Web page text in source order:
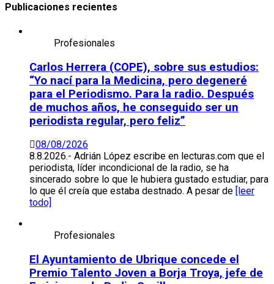
Publicaciones recientes
Profesionales
Carlos Herrera (COPE), sobre sus estudios:
“Yo nací para la Medicina, pero degeneré
para el Periodismo. Para la radio. Después
de muchos años, he conseguido ser un
periodista regular, pero feliz”
08/08/2026
8.8.2026.- Adrián López escribe en lecturas.com que el
periodista, líder incondicional de la radio, se ha
sincerado sobre lo que le hubiera gustado estudiar, para
lo que él creía que estaba destnado. A pesar de
[leer
todo]
Profesionales
El Ayuntamiento de Ubrique concede el
Premio Talento Joven a Borja Troya, jefe de